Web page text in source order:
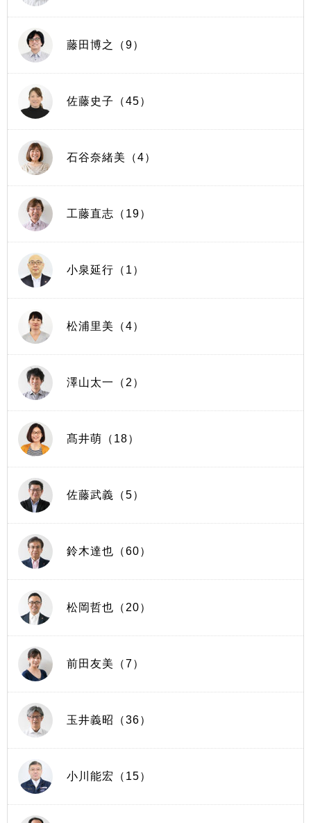
藤田博之（9）
佐藤史子（45）
石谷奈緒美（4）
工藤直志（19）
小泉延行（1）
松浦里美（4）
澤山太一（2）
髙井萌（18）
佐藤武義（5）
鈴木達也（60）
松岡哲也（20）
前田友美（7）
玉井義昭（36）
小川能宏（15）